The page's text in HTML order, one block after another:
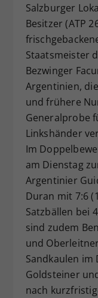
Salzburger
Besitzer (ATP
Staatsmeister
Bezwinger
Argentinien,
und frühere
Generalprobe
Linkshänder
Im
am Dienstag
Argentinier
Duran mit 7:6
Satzbällen bei
sind zudem
und
Sandkaulen im
Goldsteiner
nach